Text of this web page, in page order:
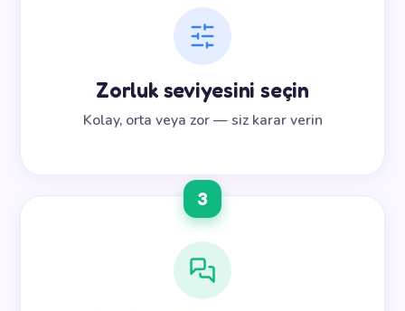
Zorluk seviyesini seçin
Kolay, orta veya zor — siz karar verin
3